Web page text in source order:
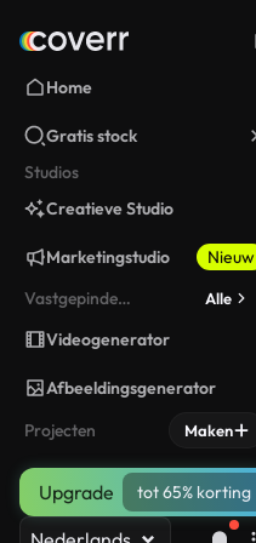
Home
Gratis stock
Studios
Creatieve Studio
Marketingstudio
Nieuw
Vastgepinde
Alle
Videogenerator
Afbeeldingsgenerator
Projecten
Maken
Upgrade tot 65% korting